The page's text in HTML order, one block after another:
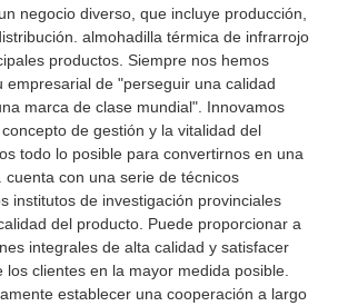
negocio diverso, que incluye producción,
almohadilla térmica de infrarrojo
productos. Siempre nos hemos
empresarial de "perseguir una calidad
marca de clase mundial". Innovamos
de gestión y la vitalidad del
todo lo posible para convertirnos en una
cuenta con una serie de técnicos
institutos de investigación provinciales
del producto. Puede proporcionar a
integrales de alta calidad y satisfacer
los clientes en la mayor medida posible.
establecer una cooperación a largo